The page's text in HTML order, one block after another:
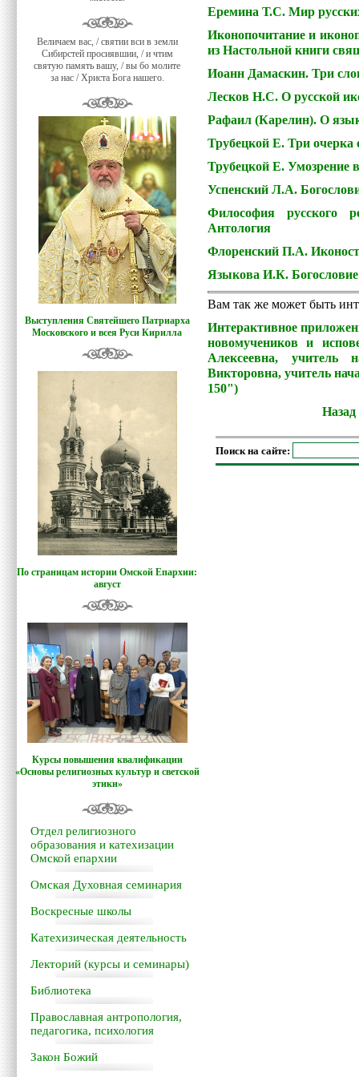
Величаем вас, / святии вси в земли
Сибирстей просиявшии, / и чтим
святую память вашу, / вы бо молите
за нас / Христа Бога нашего.
Выступления Святейшего Патриарха
Московского и всея Руси Кирилла
По страницам истории Омской Епархии:
август
Курсы повышения квалификации
«Основы религиозных культур и светской
этики»
Отдел религиозного
образования и катехизации
Омской епархии
Омская Духовная семинария
Воскресные школы
Катехизическая деятельность
Лекторий (курсы и семинары)
Библиотека
Православная антропология,
педагогика, психология
Закон Божий
Еремина Т.С. Мир
Иконопочитание и
из Настольной книги
Иоанн Дамаскин. Три
Лесков Н.С. О русской
Рафаил (Карелин). О
Трубецкой Е. Три очерка
Трубецкой Е. Умозрение
Успенский Л.А.
Философия русского
Антология
Флоренский П.А.
Языкова И.К.
Вам так же может быть
Интерактивное
новомучеников и
Алексеевна, учитель
Викторовна, учитель
150")
Поиск на сайте: